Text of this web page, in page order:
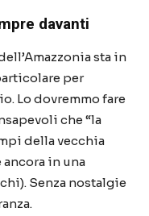
davanti
’Amazzonia sta in
per
Lo dovremmo fare
che “la
della vecchia
in una
Senza nostalgie